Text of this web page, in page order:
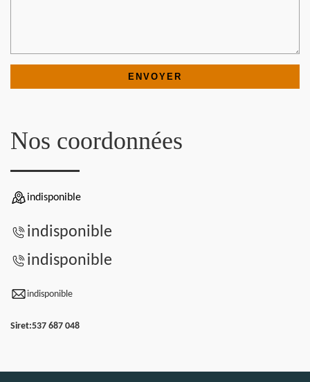
Nos coordonnées
indisponible
indisponible
indisponible
indisponible
Siret:537 687 048